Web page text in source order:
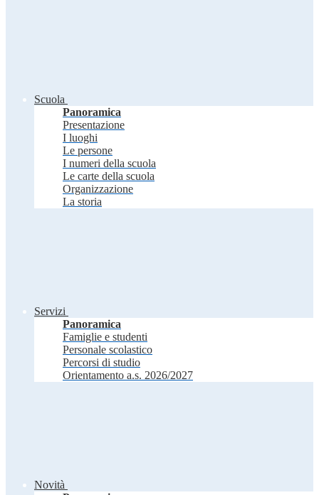
Scuola
Panoramica
Presentazione
I luoghi
Le persone
I numeri della scuola
Le carte della scuola
Organizzazione
La storia
Servizi
Panoramica
Famiglie e studenti
Personale scolastico
Percorsi di studio
Orientamento a.s. 2026/2027
Novità